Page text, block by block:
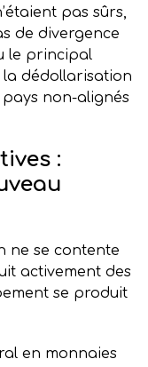
pas sûrs,
de divergence
le principal
la dédollarisation
non-alignés
:
ne se contente
activement des
se produit
en monnaies